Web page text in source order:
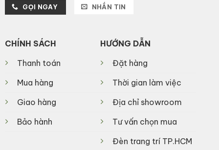
GỌI NGAY NHẮN TIN
CHÍNH SÁCH
Thanh toán
Mua hàng
Giao hàng
Bảo hành
HƯỚNG DẪN
Đặt hàng
Thời gian làm việc
Địa chỉ showroom
Tư vấn chọn mua
Đèn trang trí TP.HCM